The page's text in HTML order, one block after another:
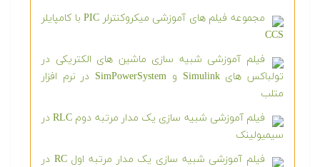
مجموعه فیلم های آموزشی میکروکنترلر PIC با کامپایلر
CCS
فیلم آموزشی شبیه سازی ماشین های الکتریکی در
تولباکس های Simulink و SimPowerSystem در نرم افزار
متلب
فیلم آموزشی شبیه سازی یک مدار مرتبه دوم RLC در
سیمیولینک
فیلم آموزشی شبیه سازی یک مدار مرتبه اول RC در